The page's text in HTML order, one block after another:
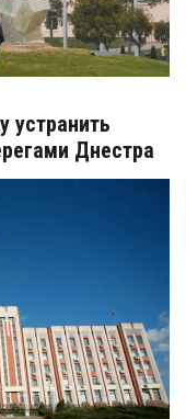
устранить
Днестра